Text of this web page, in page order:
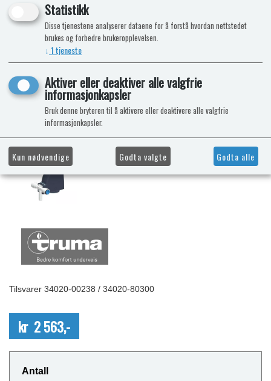
Tilsvarer 34020-00238 / 34020-80300
kr 2 563,-
Antall
Statistikk
Disse tjenestene analyserer dataene for å forstå hvordan nettstedet
brukes og forbedre brukeropplevelsen.
↓ 1tjeneste
Aktiver eller deaktiver alle valgfrie
informasjonkapsler
Bruk denne bryteren til å aktivere eller deaktivere alle valgfrie
informasjonkapsler.
Kun nødvendige Godta valgte Godta alle